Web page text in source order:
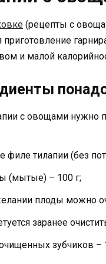
(рецепты с
приготовление
и малой
с овощами нужно
филе тилапии (без
(мытые) – 100 г;
плоды можно
заранее
зубчиков –